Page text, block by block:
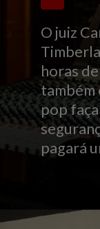
O juiz
horas
também
pop
pagará